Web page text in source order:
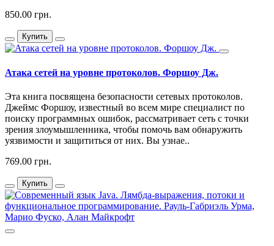
850.00 грн.
Купить
Атака сетей на уровне протоколов. Форшоу Дж.
Эта книга посвящена безопасности сетевых протоколов.
Джеймс Форшоу, известный во всем мире специалист по
поиску программных ошибок, рассматривает сеть с точки
зрения злоумышленника, чтобы помочь вам обнаружить
уязвимости и защититься от них. Вы узнае..
769.00 грн.
Купить